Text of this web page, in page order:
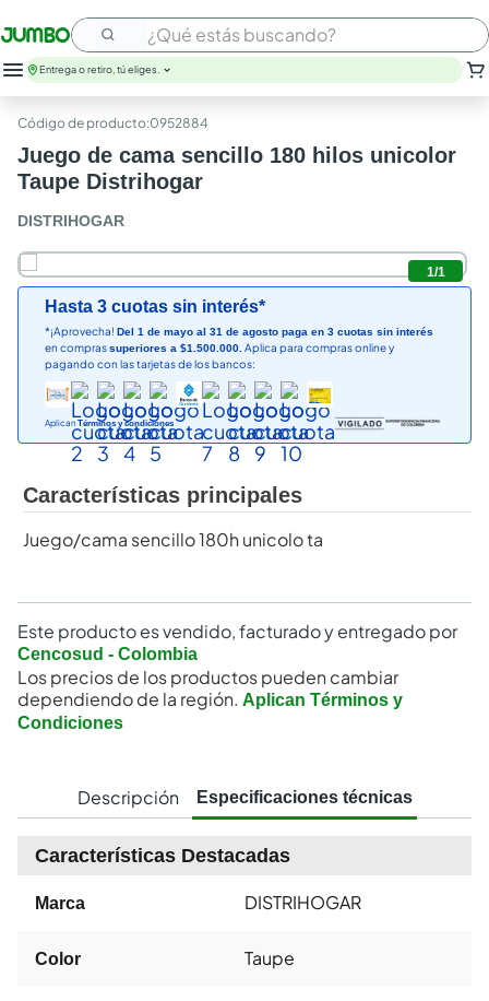
¿Qué estás buscando?
Entrega o retiro, tú eliges.
:0952884
Juego de cama sencillo 180 hilos unicolor
Taupe Distrihogar
DISTRIHOGAR
1/1
Hasta 3 cuotas sin interés*
*¡Aprovecha! Del 1 de mayo al 31 de agosto paga en 3 cuotas sin interés
en comprassuperiores a $1.500.000. Aplica para compras online y
pagando con las tarjetas de los bancos:
Aplican Términos y condiciones
Características principales
Juego/cama sencillo 180h unicolo ta
Este producto es vendido, facturado y entregado por
Cencosud - Colombia
Los precios de los productos pueden cambiar
dependiendo de la región. Aplican Términos y
Condiciones
Descripción Especificaciones técnicas
Características Destacadas
Marca DISTRIHOGAR
Color Taupe